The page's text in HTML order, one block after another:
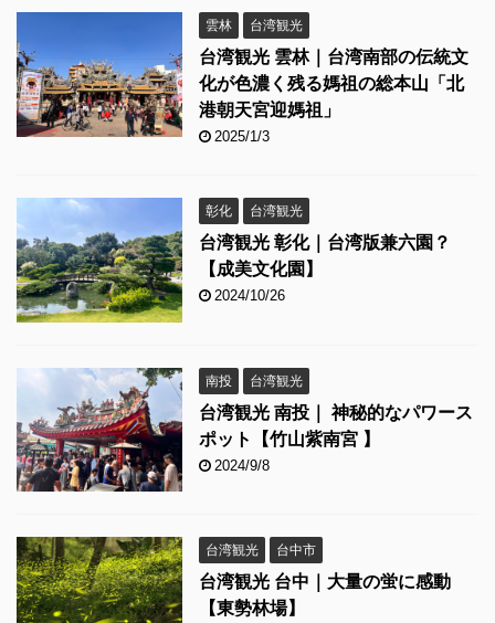
雲林 台湾観光
台湾観光 雲林｜台湾南部の伝統文
化が色濃く残る媽祖の総本山「北
港朝天宮迎媽祖」
2025/1/3
彰化 台湾観光
台湾観光 彰化｜台湾版兼六園？
【成美文化園】
2024/10/26
南投 台湾観光
台湾観光 南投｜ 神秘的なパワース
ポット【竹山紫南宮 】
2024/9/8
台湾観光 台中市
台湾観光 台中｜大量の蛍に感動
【東勢林場】